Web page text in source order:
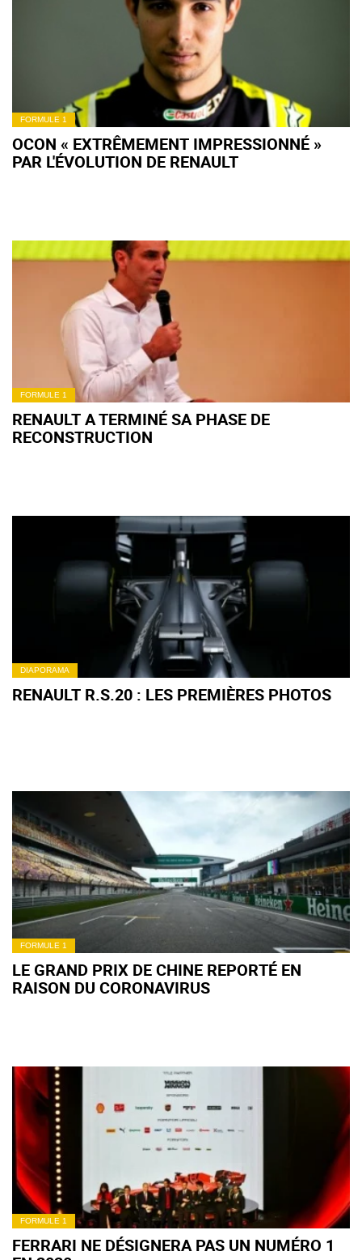
FORMULE 1
OCON « EXTRÊMEMENT IMPRESSIONNÉ »
PAR L'ÉVOLUTION DE RENAULT
FORMULE 1
RENAULT A TERMINÉ SA PHASE DE
RECONSTRUCTION
DIAPORAMA
RENAULT R.S.20 : LES PREMIÈRES PHOTOS
FORMULE 1
LE GRAND PRIX DE CHINE REPORTÉ EN
RAISON DU CORONAVIRUS
FORMULE 1
FERRARI NE DÉSIGNERA PAS UN NUMÉRO 1